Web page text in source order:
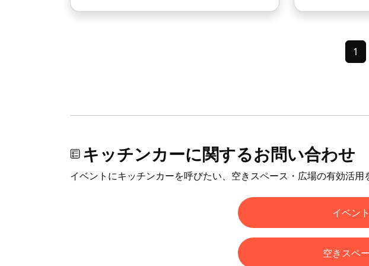
1
キッチンカーに関するお問い合わせ
イベントにキッチンカーを呼びたい、空きスペース・広場の有効活
イベン
空きスペ